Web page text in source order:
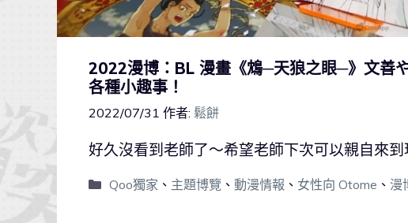
2022漫博：BL 漫畫《鴆─天狼之眼─》文善
各種小趣事！
2022/07/31 作者: 鬆餅
好久沒看到老師了～希望老師下次可以親自來
Qoo獨家 、 主題博覽、 動漫情報 、 女性向 Otome 、 漫